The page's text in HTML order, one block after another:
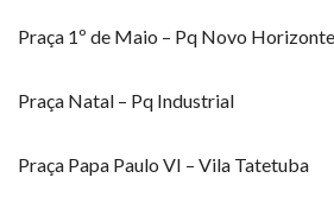
Praça 1º de Maio – Pq Novo Horizonte
Praça Natal – Pq Industrial
Praça Papa Paulo VI – Vila Tatetuba